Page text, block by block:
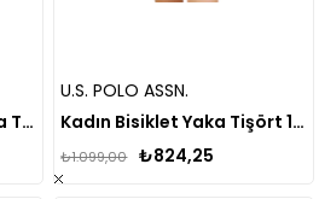
Kadın Basic Bisiklet Yaka Tişört
U.S. POLO ASSN.
Kadın Bisiklet Yaka Tişört 1581012
₺824,25
₺1.099,00